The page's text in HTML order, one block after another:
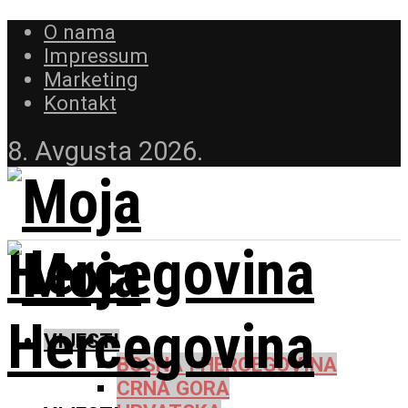
O nama
Impressum
Marketing
Kontakt
8. Avgusta 2026.
VIJESTI
BOSNA I HERCEGOVINA
CRNA GORA